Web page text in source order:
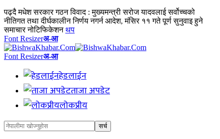
पढ्दै मधेश सरकार गठन विवाद : मुख्यमन्त्री सरोज यादवलाई सर्वोच्चको
नीतिगत तथा दीर्घकालीन निर्णय नगर्न आदेश, मंसिर ११ गते पूर्ण सुनुवाइ हुने
समाचार नोटिफिकेशन थप
Font Resizerअ-आ
Font Resizerअ-आ
हेडलाईन
ताजा अपडेट
लोकप्रीय